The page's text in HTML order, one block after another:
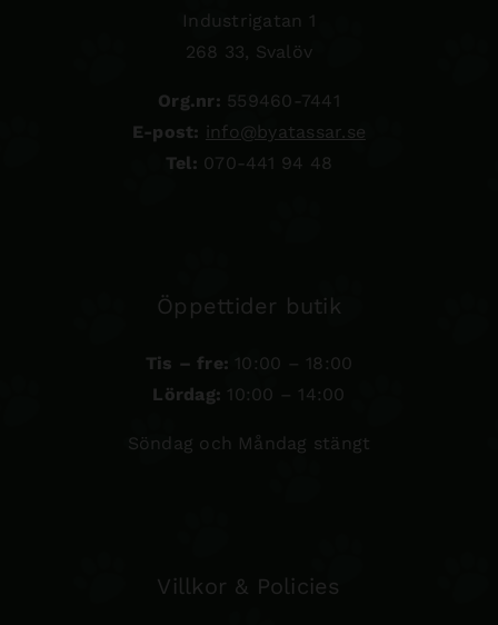
Industrigatan 1
268 33, Svalöv
Org.nr: 559460-7441
E-post: info@byatassar.se
Tel: 070-441 94 48
Öppettider butik
Tis – fre: 10:00 – 18:00
Lördag: 10:00 – 14:00
Söndag och Måndag stängt
Villkor & Policies